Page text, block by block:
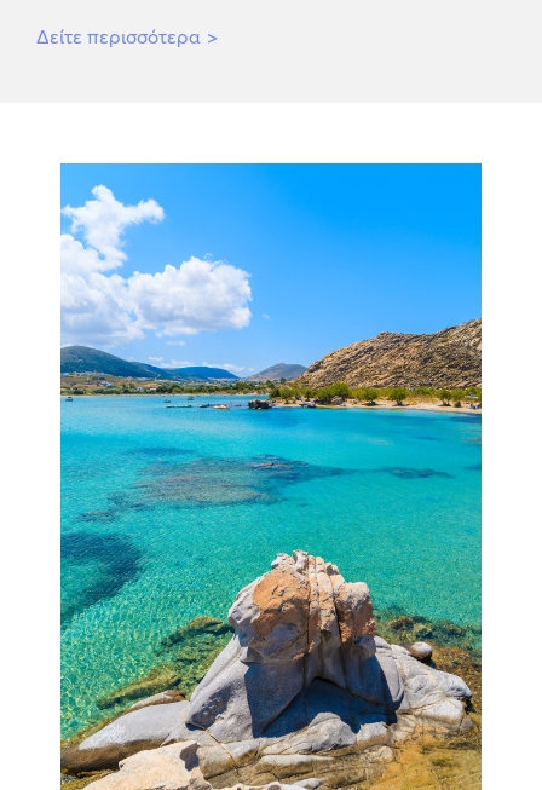
Δείτε περισσότερα >